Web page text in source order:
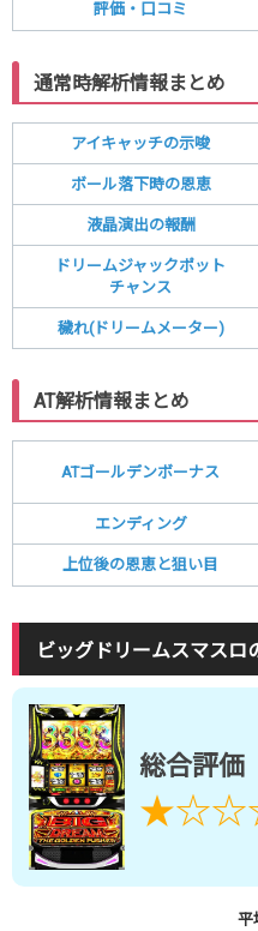
評価・口コミ
通常時解析情報まとめ
アイキャッチの示唆
ボール落下時の恩恵
液晶演出の報酬
ドリームジャックポット
チャンス
穢れ(ドリームメーター)
AT解析情報まとめ
ATゴールデンボーナス
エンディング
上位後の恩恵と狙い目
ビッグドリームスマスロ
総合評価
★☆☆
平